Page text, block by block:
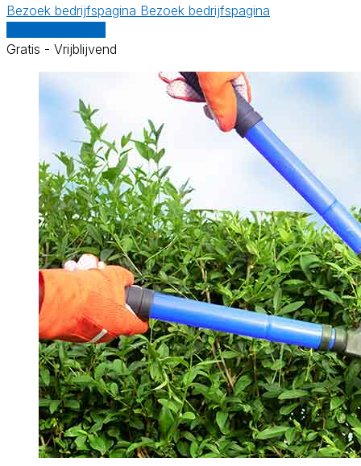
Bezoek bedrijfspagina Bezoek bedrijfspagina
Gratis - Vrijblijvend